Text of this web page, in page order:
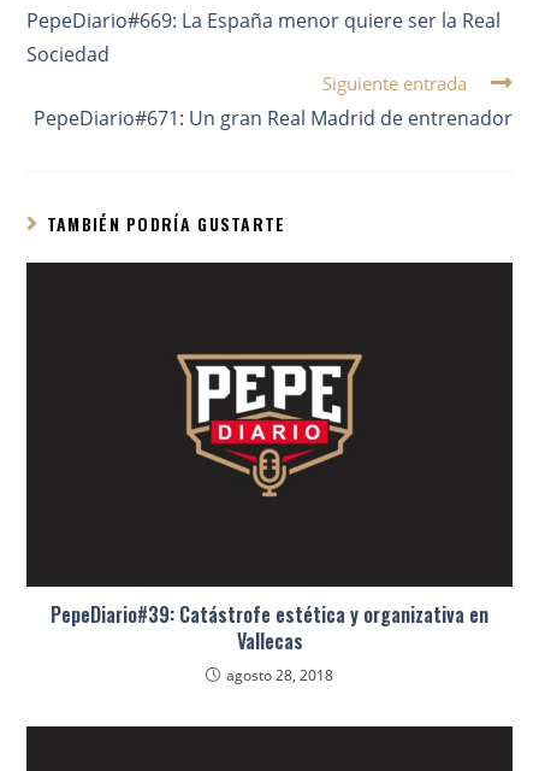
PepeDiario#669: La España menor quiere ser la Real
Sociedad
Siguiente entrada
PepeDiario#671: Un gran Real Madrid de entrenador
TAMBIÉN PODRÍA GUSTARTE
PepeDiario#39: Catástrofe estética y organizativa en
Vallecas
agosto 28, 2018